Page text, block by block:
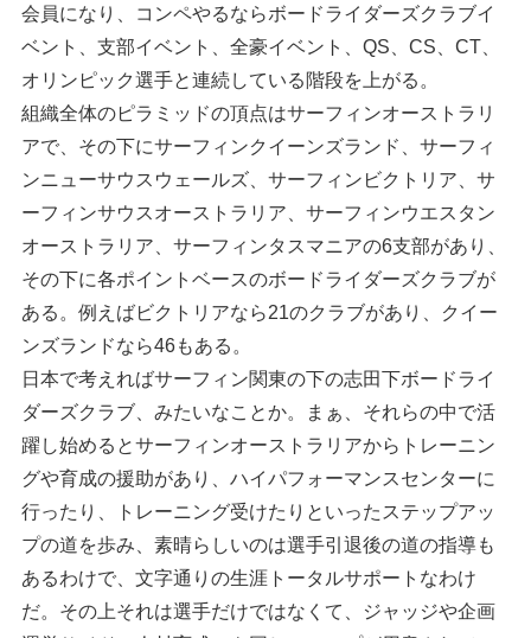
会員になり、コンペやるならボードライダーズクラブイ
ベント、支部イベント、全豪イベント、QS、CS、CT、
オリンピック選手と連続している階段を上がる。
組織全体のピラミッドの頂点はサーフィンオーストラリ
アで、その下にサーフィンクイーンズランド、サーフィ
ンニューサウスウェールズ、サーフィンビクトリア、サ
ーフィンサウスオーストラリア、サーフィンウエスタン
オーストラリア、サーフィンタスマニアの6支部があり、
その下に各ポイントベースのボードライダーズクラブが
ある。例えばビクトリアなら21のクラブがあり、クイー
ンズランドなら46もある。
日本で考えればサーフィン関東の下の志田下ボードライ
ダーズクラブ、みたいなことか。まぁ、それらの中で活
躍し始めるとサーフィンオーストラリアからトレーニン
グや育成の援助があり、ハイパフォーマンスセンターに
行ったり、トレーニング受けたりといったステップアッ
プの道を歩み、素晴らしいのは選手引退後の道の指導も
あるわけで、文字通りの生涯トータルサポートなわけ
だ。その上それは選手だけではなくて、ジャッジや企画